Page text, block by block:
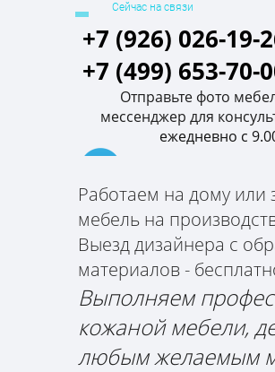
Сейчас на связи
+7 (926) 026-19-
+7 (499) 653-70-
Отправьте фото
мессенджер для
ежедневно с
ПРОФИ
Ремонт и перетяжка
Работаем на дому или
мебель на
Выезд дизайнера с
материалов -
Выполняем
кожаной мебели,
любым желаемым